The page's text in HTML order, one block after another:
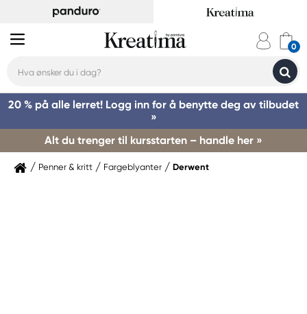
20 % på alle lerret! Logg inn for å benytte deg av tilbudet
»
Alt du trenger til kursstarten – handle her »
Penner & kritt Fargeblyanter Derwent